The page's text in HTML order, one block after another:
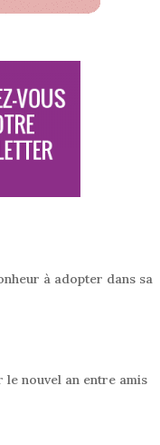
à adopter dans sa
le nouvel an entre amis